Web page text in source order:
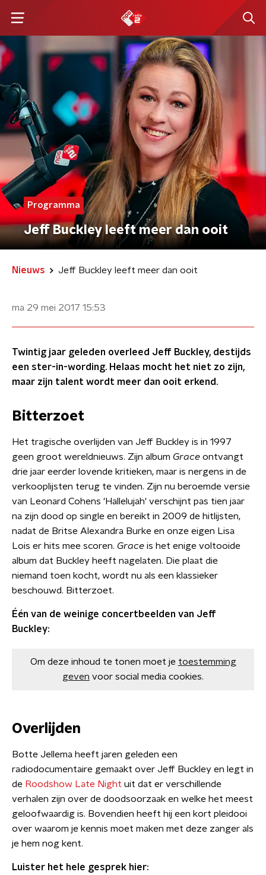
Programma
Jeff Buckley leeft meer dan ooit
Nieuws Jeff Buckley leeft meer dan ooit
ma 29 mei 2017 15:53
Twintig jaar geleden overleed Jeff Buckley, destijds
een ster-in-wording. Helaas mocht het niet zo zijn,
maar zijn talent wordt meer dan ooit erkend.
Bitterzoet
Het tragische overlijden van Jeff Buckley is in 1997
geen groot wereldnieuws. Zijn album Grace ontvangt
drie jaar eerder lovende kritieken, maar is nergens in de
verkooplijsten terug te vinden. Zijn nu beroemde versie
van Leonard Cohens 'Hallelujah' verschijnt pas tien jaar
na zijn dood op single en bereikt in 2009 de hitlijsten,
nadat de Britse Alexandra Burke en onze eigen Lisa
Lois er hits mee scoren. Grace is het enige voltooide
album dat Buckley heeft nagelaten. Die plaat die
niemand toen kocht, wordt nu als een klassieker
beschouwd. Bitterzoet.
Één van de weinige concertbeelden van Jeff
Buckley:
Om deze inhoud te tonen moet je toestemming
geven voor social media cookies.
Overlijden
Botte Jellema heeft jaren geleden een
radiodocumentaire gemaakt over Jeff Buckley en legt in
de Roodshow Late Night uit dat er verschillende
verhalen zijn over de doodsoorzaak en welke het meest
geloofwaardig is. Bovendien heeft hij een kort pleidooi
over waarom je kennis moet maken met deze zanger als
je hem nog kent.
Luister het hele gesprek hier: